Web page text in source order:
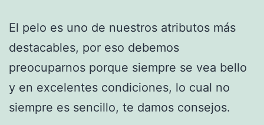
El pelo es uno de nuestros atributos más
destacables, por eso debemos
preocuparnos porque siempre se vea bello
y en excelentes condiciones, lo cual no
siempre es sencillo, te damos consejos.